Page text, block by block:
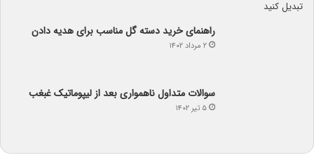
راهنمای خرید دسته گل مناسب برای هدیه دادن
۲ مرداد ۱۴۰۲
سوالات متداول ناهمواری بعد از لیپوماتیک غبغب
۵ تیر ۱۴۰۲